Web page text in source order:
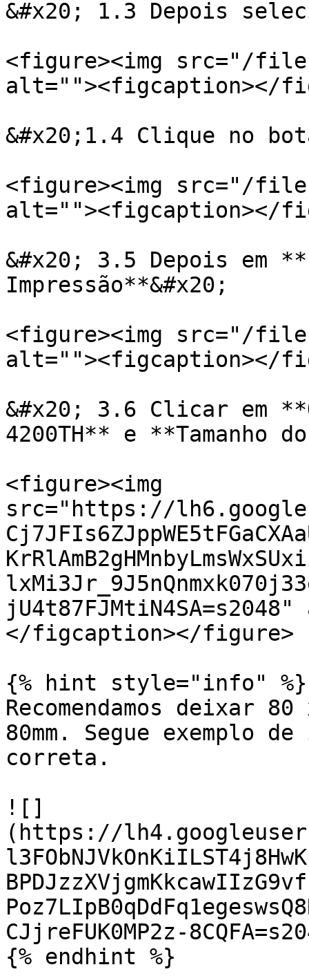
&#x20; 1.3 Depois
<figure><img src="/files/
alt=""><figcaption></
&#x20;1.4 Clique no
<figure><img src="/files/
alt=""><figcaption></
&#x20; 3.5 Depois em
Impressão**&#x20;
<figure><img src="/files/
alt=""><figcaption></
&#x20; 3.6 Clicar em
4200TH** e
<figure><img
src="https://
</figcaption></figure>
{% hint style="info" %}
Recomendamos deixar
80mm. Segue exemplo
correta.
![]
(https://
CJjreFUK0MP2z-
{% endhint %}